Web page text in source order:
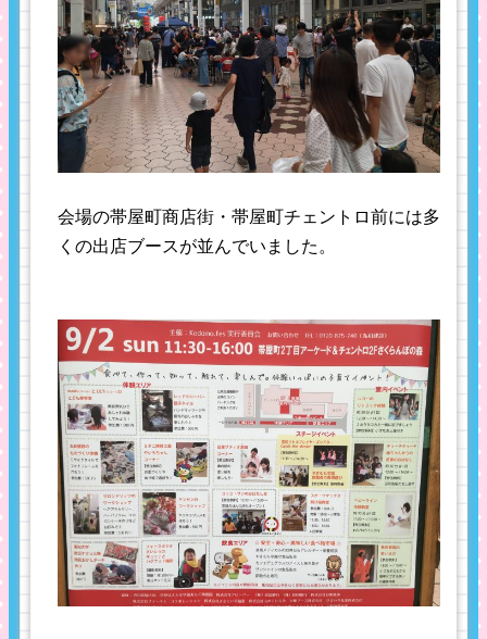
会場の帯屋町商店街・帯屋町チェントロ前には多
くの出店ブースが並んでいました。